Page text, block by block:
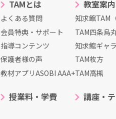
TAMとは
よくある質問
会員特典・サポート
指導コンテンツ
保護者様の声
教材アプリASOBI AAA+
授業料・学費
教室案内
知求館TAM
TAM四条烏
知求館ギャ
TAM枚方
TAM高槻
講座・